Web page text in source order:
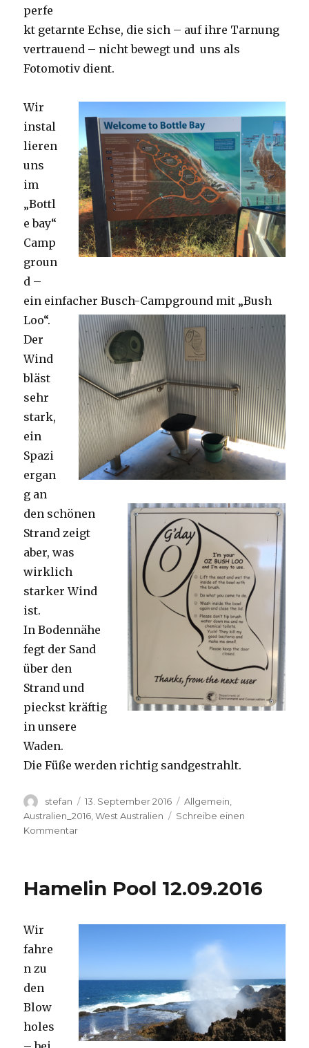
perfe
kt getarnte Echse, die sich – auf ihre Tarnung
vertrauend – nicht bewegt und uns als
Fotomotiv dient.
Wir
instal
lieren
uns
im
„Bottl
e bay“
Camp
groun
d –
ein einfacher Busch-Campground mit „Bush
Loo“.
Der
Wind
bläst
sehr
stark,
ein
Spazi
ergan
g an
den schönen
Strand zeigt
aber, was
wirklich
starker Wind
ist.
In Bodennähe
fegt der Sand
über den
Strand und
pieckst kräftig
in unsere
Waden.
Die Füße werden richtig sandgestrahlt.
Autor
stefan
Veröffentlicht
am
13. September 2016 Kategorien
Allgemein
Australien_2016 ,West Australien
Schreibe einen
Kommentarzu
Hamelin Pool 12.09.2016
Wir
fahre
n zu
den
Blow
holes